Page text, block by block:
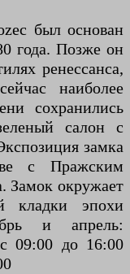
был основан
года. Позже он
ренессанса,
наиболее
сохранились
салон с
замка
с Пражским
Замок окружает
кладки эпохи
и апрель:
09:00 до 16:00